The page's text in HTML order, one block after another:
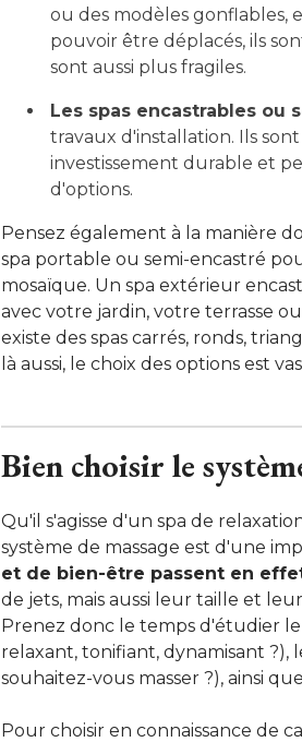
ou des modèles gonflables,
pouvoir être déplacés, ils
sont aussi plus fragiles.
Les spas encastrables ou
travaux d'installation. Ils
investissement durable et
d'options.
Pensez également à la manière
spa portable ou semi-encastré
mosaïque. Un spa extérieur
avec votre jardin, votre terrasse ou
existe des spas carrés, ronds,
là aussi, le choix des options est
Bien choisir le
Qu'il s'agisse d'un spa de
système de massage est d'une
et de bien-être passent en
de jets, mais aussi leur taille et
Prenez donc le temps d'étudier
relaxant, tonifiant, dynamisant
souhaitez-vous masser ?), ainsi
Pour choisir en connaissance de